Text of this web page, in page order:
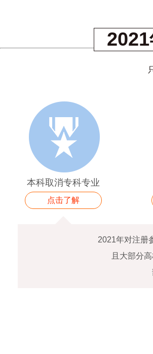
本科取消专科专业
点击了解
2021年对注册
且大部分